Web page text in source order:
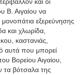
Β. Αιγαίου να
εξερεύνησης
και χλωρίδα,
καστανιάς,
αυτά που μπορεί
Βορείου Αιγαίου,
τα βότσαλα της